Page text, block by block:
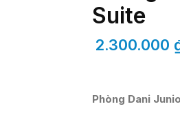
Suite
2.300.000
Phòng Dani